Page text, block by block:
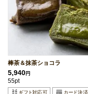
棒茶＆抹茶ショコラ
5,940円
55pt